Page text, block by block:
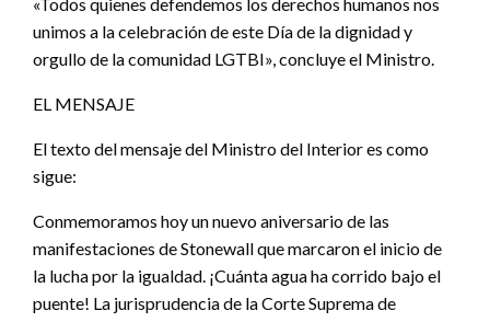
unimos a la celebración de este Día de la dignidad y
orgullo de la comunidad LGTBI», concluye el Ministro.
EL MENSAJE
El texto del mensaje del Ministro del Interior es como
sigue:
Conmemoramos hoy un nuevo aniversario de las
manifestaciones de Stonewall que marcaron el inicio de
la lucha por la igualdad. ¡Cuánta agua ha corrido bajo el
puente! La jurisprudencia de la Corte Suprema de